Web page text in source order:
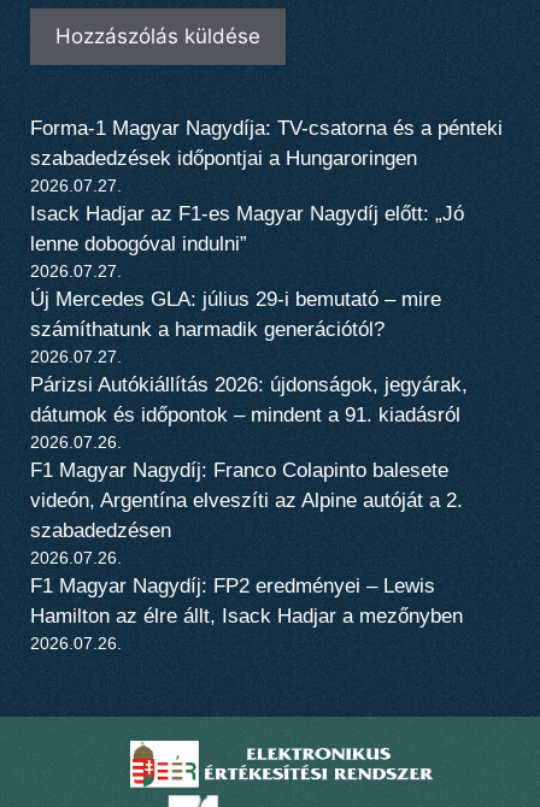
Forma-1 Magyar Nagydíja: TV-csatorna és a pénteki
szabadedzések időpontjai a Hungaroringen
2026.07.27.
Isack Hadjar az F1-es Magyar Nagydíj előtt: „Jó
lenne dobogóval indulni”
2026.07.27.
Új Mercedes GLA: július 29-i bemutató – mire
számíthatunk a harmadik generációtól?
2026.07.27.
Párizsi Autókiállítás 2026: újdonságok, jegyárak,
dátumok és időpontok – mindent a 91. kiadásról
2026.07.26.
F1 Magyar Nagydíj: Franco Colapinto balesete
videón, Argentína elveszíti az Alpine autóját a 2.
szabadedzésen
2026.07.26.
F1 Magyar Nagydíj: FP2 eredményei – Lewis
Hamilton az élre állt, Isack Hadjar a mezőnyben
2026.07.26.